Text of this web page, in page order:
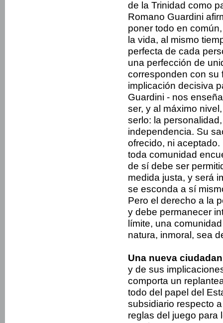
de la Trinidad como
Romano Guardini
poner todo en
la vida, al mismo
perfecta de cada
una perfección de
corresponden con su
implicación decisiva
Guardini - nos
ser, y al máximo
serlo: la
independencia. Su
ofrecido, ni
toda comunidad
de sí debe ser
medida justa, y será
se esconda a sí
Pero el derecho a la
y debe permanecer
límite, una
natura, inmoral, sea
Una nueva
y de sus
comporta un
todo del papel del
subsidiario respecto
reglas del juego para